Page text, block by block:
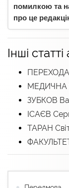
помилкою та
про це
Інші
ПЕРЕХОДА
МЕДИЧНА
ЗУБКОВ
ІСАЄВ
ТАРАН